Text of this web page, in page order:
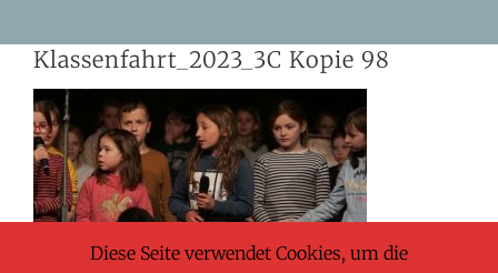
content
Klassenfahrt_2023_3C Kopie 98
Diese Seite verwendet Cookies, um die